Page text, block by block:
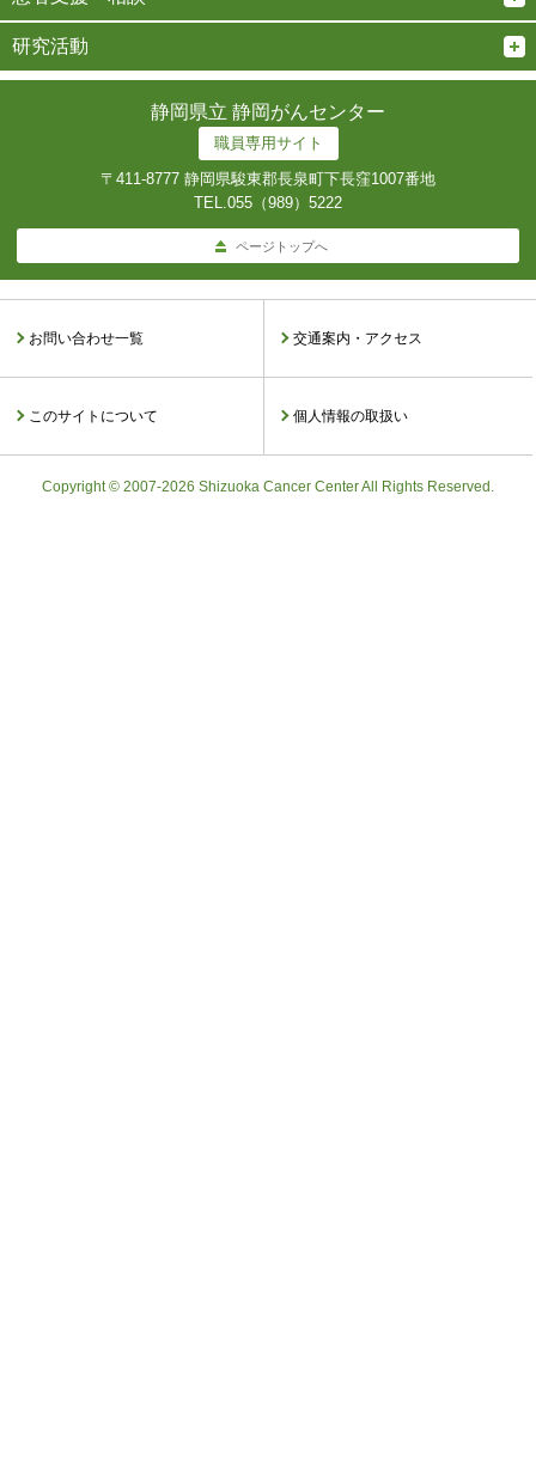
研究活動
静岡県立 静岡がんセンター
職員専用サイト
〒411-8777 静岡県駿東郡長泉町下長窪1007番地
TEL.055（989）5222
ページトップへ
お問い合わせ一覧 交通案内・アクセス
このサイトについて 個人情報の取扱い
Copyright © 2007-2026 Shizuoka Cancer Center All Rights Reserved.